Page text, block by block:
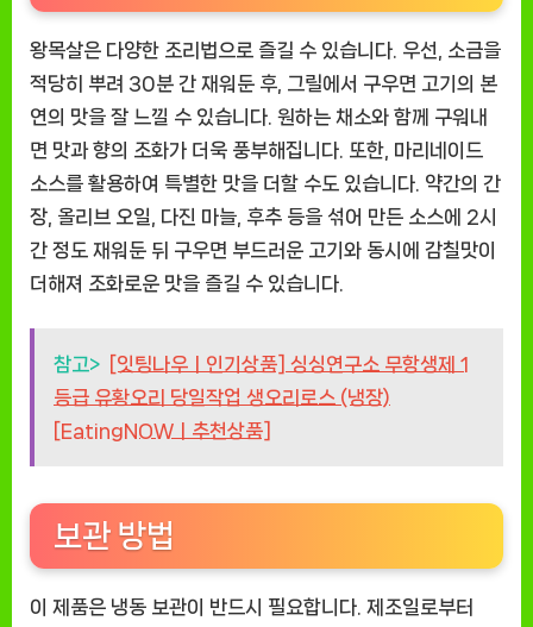
왕목살은 다양한 조리법으로 즐길 수 있습니다. 우선, 소금을
적당히 뿌려 30분 간 재워둔 후, 그릴에서 구우면 고기의 본
연의 맛을 잘 느낄 수 있습니다. 원하는 채소와 함께 구워내
면 맛과 향의 조화가 더욱 풍부해집니다. 또한, 마리네이드
소스를 활용하여 특별한 맛을 더할 수도 있습니다. 약간의 간
장, 올리브 오일, 다진 마늘, 후추 등을 섞어 만든 소스에 2시
간 정도 재워둔 뒤 구우면 부드러운 고기와 동시에 감칠맛이
더해져 조화로운 맛을 즐길 수 있습니다.
참고> [잇팅나우ㅣ인기상품] 싱싱연구소 무항생제 1
등급 유황오리 당일작업 생오리로스 (냉장)
[EatingNOWㅣ추천상품]
보관 방법
이 제품은 냉동 보관이 반드시 필요합니다. 제조일로부터